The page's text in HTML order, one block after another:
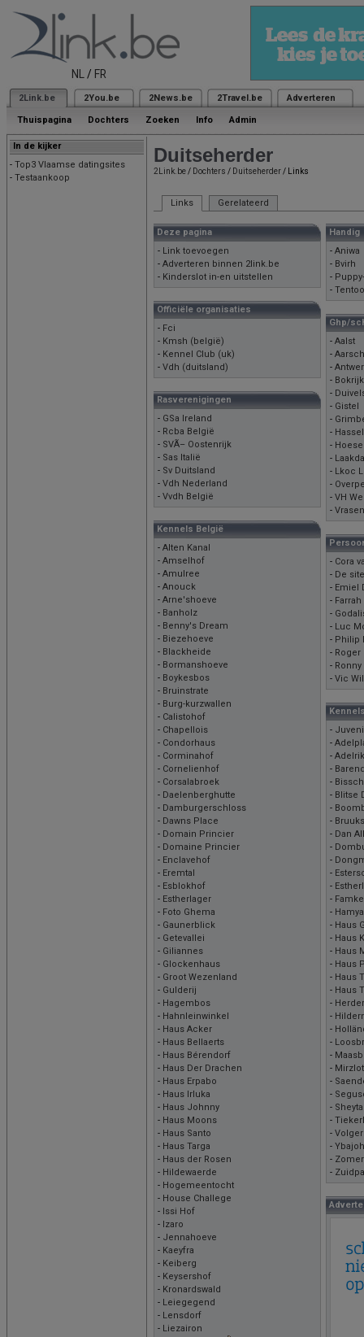
NL / FR
2Link.be 2You.be 2News.be 2Travel.be Adverteren
Thuispagina Dochters Zoeken Info Admin
In de kijker
- Top3 Vlaamse datingsites
- Testaankoop
Duitseherder
2Link.be/ Dochters / Duitseherder/ Links
Links Gerelateerd
Deze pagina
- Link toevoegen
- Adverteren binnen 2link.be
- Kinderslot in-en uitstellen
Officiële organisaties
- Fci
- Kmsh (belgië)
- Kennel Club (uk)
- Vdh (duitsland)
Rasverenigingen
- GSa Ireland
- Rcba België
- SVÃ– Oostenrijk
- Sas Italië
- Sv Duitsland
- Vdh Nederland
- Vvdh België
Kennels België
- Alten Kanal
- Amselhof
- Amulree
- Anouck
- Arne'shoeve
- Banholz
- Benny's Dream
- Biezehoeve
- Blackheide
- Bormanshoeve
- Boykesbos
- Bruinstrate
- Burg-kurzwallen
- Calistohof
- Chapellois
- Condorhaus
- Corminahof
- Cornelienhof
- Corsalabroek
- Daelenberghutte
- Damburgerschloss
- Dawns Place
- Domain Princier
- Domaine Princier
- Enclavehof
- Eremtal
- Esblokhof
- Estherlager
- Foto Ghema
- Gaunerblick
- Getevallei
- Giliannes
- Glockenhaus
- Groot Wezenland
- Gulderij
- Hagembos
- Hahnleinwinkel
- Haus Acker
- Haus Bellaerts
- Haus Bérendorf
- Haus Der Drachen
- Haus Erpabo
- Haus Irluka
- Haus Johnny
- Haus Moons
- Haus Santo
- Haus Targa
- Haus der Rosen
- Hildewaerde
- Hogemeentocht
- House Challege
- Issi Hof
- Izaro
- Jennahoeve
- Kaeyfra
- Keiberg
- Keysershof
- Kronardswald
- Leiegegend
- Lensdorf
- Liezairon
Handig
- Aniwa
- Bvirh
-
-
Ghp/
- Aalst
-
-
- Bokrijk
-
- Gistel
-
-
-
-
- Lkoc
-
- VH
-
- Cora
- De
- Emiel
-
-
- Luc
- Philip
- Roger
-
- Vic
-
-
- Adelrik
-
-
- Blitse
-
-
- Dan
-
-
-
-
-
-
- Haus
- Haus
- Haus
- Haus
- Haus
- Haus
-
-
-
-
-
- Mirzlot
-
-
-
-
-
-
-
-